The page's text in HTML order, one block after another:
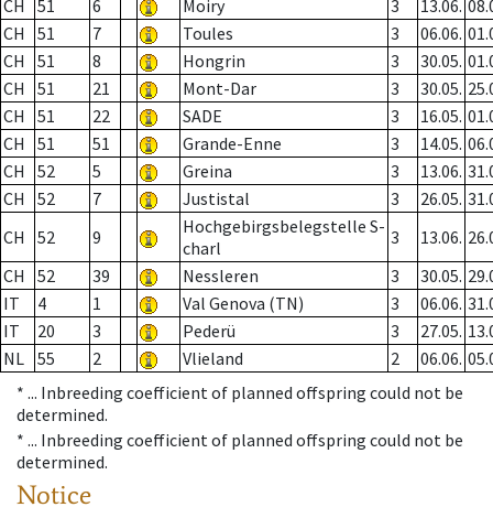
CH 51 6 Moiry 3 13.06.
CH
51 7 Toules 3 06.06.
CH
51 8 Hongrin 3 30.05.
CH
51 21 Mont-Dar 3 30.05.
CH
51 22 SADE 3 16.05.
CH
51 51 Grande-Enne 3 14.05.
CH
52 5 Greina 3 13.06.
CH
52 7 Justistal 3 26.05.
CH
52 9
Hochgebirgsbelegstelle S-
charl
3 13.06.
CH
52 39 Nessleren 3 30.05.
IT
4 1 Val Genova (TN) 3 06.06.
IT
20 3 Pederü 3 27.05.
NL 55 2 Vlieland 2 06.06.
* ... Inbreeding coefficient of planned offspring could not be
determined.
* ... Inbreeding coefficient of planned offspring could not be
determined.
Notice